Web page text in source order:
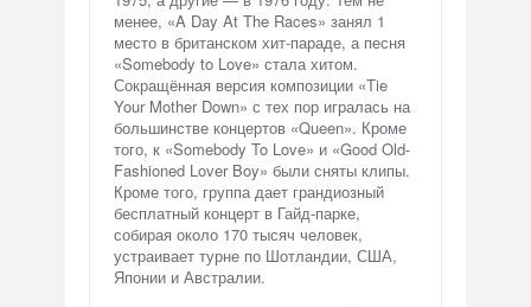
менее, «A Day At The Races» занял 1
место в британском хит-параде, а песня
«Somebody to Love» стала хитом.
Сокращённая версия композиции «Tie
Your Mother Down» с тех пор игралась на
большинстве концертов «Queen». Кроме
того, к «Somebody To Love» и «Good Old-
Fashioned Lover Boy» были сняты клипы.
Кроме того, группа дает грандиозный
бесплатный концерт в Гайд-парке,
собирая около 170 тысяч человек,
устраивает турне по Шотландии, США,
Японии и Австралии.